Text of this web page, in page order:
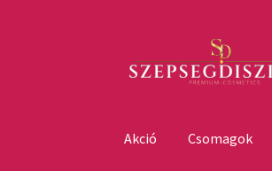
a
navigációhoz
a
Akció Csomagok